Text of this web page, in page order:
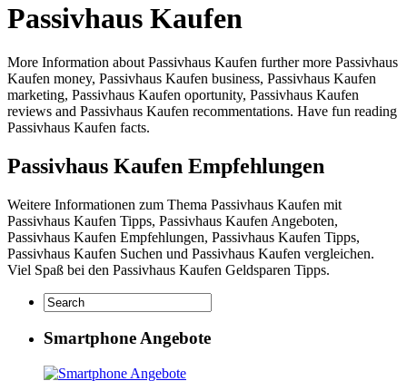
Passivhaus Kaufen
More Information about Passivhaus Kaufen further more Passivhaus
Kaufen money, Passivhaus Kaufen business, Passivhaus Kaufen
marketing, Passivhaus Kaufen oportunity, Passivhaus Kaufen
reviews and Passivhaus Kaufen recommentations. Have fun reading
Passivhaus Kaufen facts.
Passivhaus Kaufen Empfehlungen
Weitere Informationen zum Thema Passivhaus Kaufen mit
Passivhaus Kaufen Tipps, Passivhaus Kaufen Angeboten,
Passivhaus Kaufen Empfehlungen, Passivhaus Kaufen Tipps,
Passivhaus Kaufen Suchen und Passivhaus Kaufen vergleichen.
Viel Spaß bei den Passivhaus Kaufen Geldsparen Tipps.
Smartphone Angebote